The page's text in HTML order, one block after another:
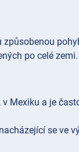
po celé zemi.
Mexiku a je
se ve